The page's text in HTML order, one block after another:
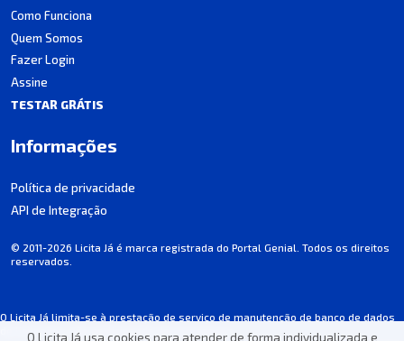
O Licita Já usa cookies para atender de forma individualizada e
O Licita Já limita-se à prestação de serviço de manutenção de banco de dados
de licitações, não participando dos processos.
Como Funciona
Quem Somos
Fazer Login
Assine
TESTAR GRÁTIS
Informações
Política de privacidade
API de Integração
© 2011-2026 Licita Já é marca registrada do Portal Genial. Todos os direitos
reservados.